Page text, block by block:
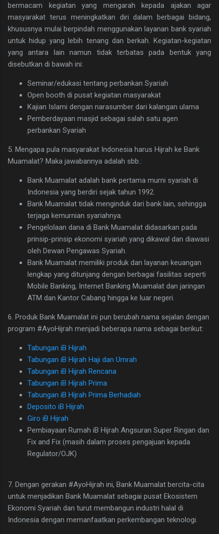
bermacam kegiatan yang mengarah kepada ajakan agar
masyarakat terus meningkatkan diri dalam berbagai bidang,
khususnya mulai berpindah menggunakan layanan bank syariah
untuk hidup yang lebih tenang dan berkah. Kegiatan-kegiatan
yang antara lain namun tidak terbatas pada bentuk yang
disebutkan di bawah ini:
Seminar/edukasi tentang perbankan Syariah
Open booth di pusat kegiatan masyarakat
Kajian Islami dengan narasumber dari kalangan ulama
Pemberdayaan masjid sebagai salah satu agen
perbankan Syariah
5. Mengapa pula masyarakat Indonesia harus Hijrah ke Bank
Muamalat? Maka jawabannya adalah sbb.:
Bank Muamalat adalah bank pertama murni syariah di
Indonesia yang berdiri sejak tahun 1992.
Bank Muamalat tidak menginduk dari bank lain, sehingga
terjaga kemurnian syariahnya.
Pengelolaan dana di Bank Muamalat didasarkan pada
prinsip-prinsip ekonomi syariah yang dikawal dan diawasi
oleh Dewan Pengawas Syariah.
Bank Muamalat memiliki produk dan layanan keuangan
lengkap yang ditunjang dengan berbagai fasilitas seperti
Mobile Banking, Internet Banking Muamalat dan jaringan
ATM dan Kantor Cabang hingga ke luar negeri.
6. Produk Bank Muamalat ini pun berubah nama sejalan dengan
program #AyoHijrah menjadi beberapa nama sebagai berikut:
Tabungan iB Hijrah
Tabungan iB Hijrah Haji dan Umrah
Tabungan iB Hijrah Rencana
Tabungan iB Hijrah Prima
Tabungan iB Hijrah Prima Berhadiah
Deposito iB Hijrah
Giro iB Hijrah
Pembiayaan Rumah iB Hijrah Angsuran Super Ringan dan
Fix and Fix (masih dalam proses pengajuan kepada
Regulator/OJK)
7. Dengan gerakan #AyoHijrah ini, Bank Muamalat bercita-cita
untuk menjadikan Bank Muamalat sebagai pusat Ekosistem
Ekonomi Syariah dan turut membangun industri halal di
Indonesia dengan memanfaatkan perkembangan teknologi.